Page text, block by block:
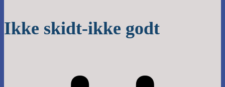
Ikke skidt-ikke godt